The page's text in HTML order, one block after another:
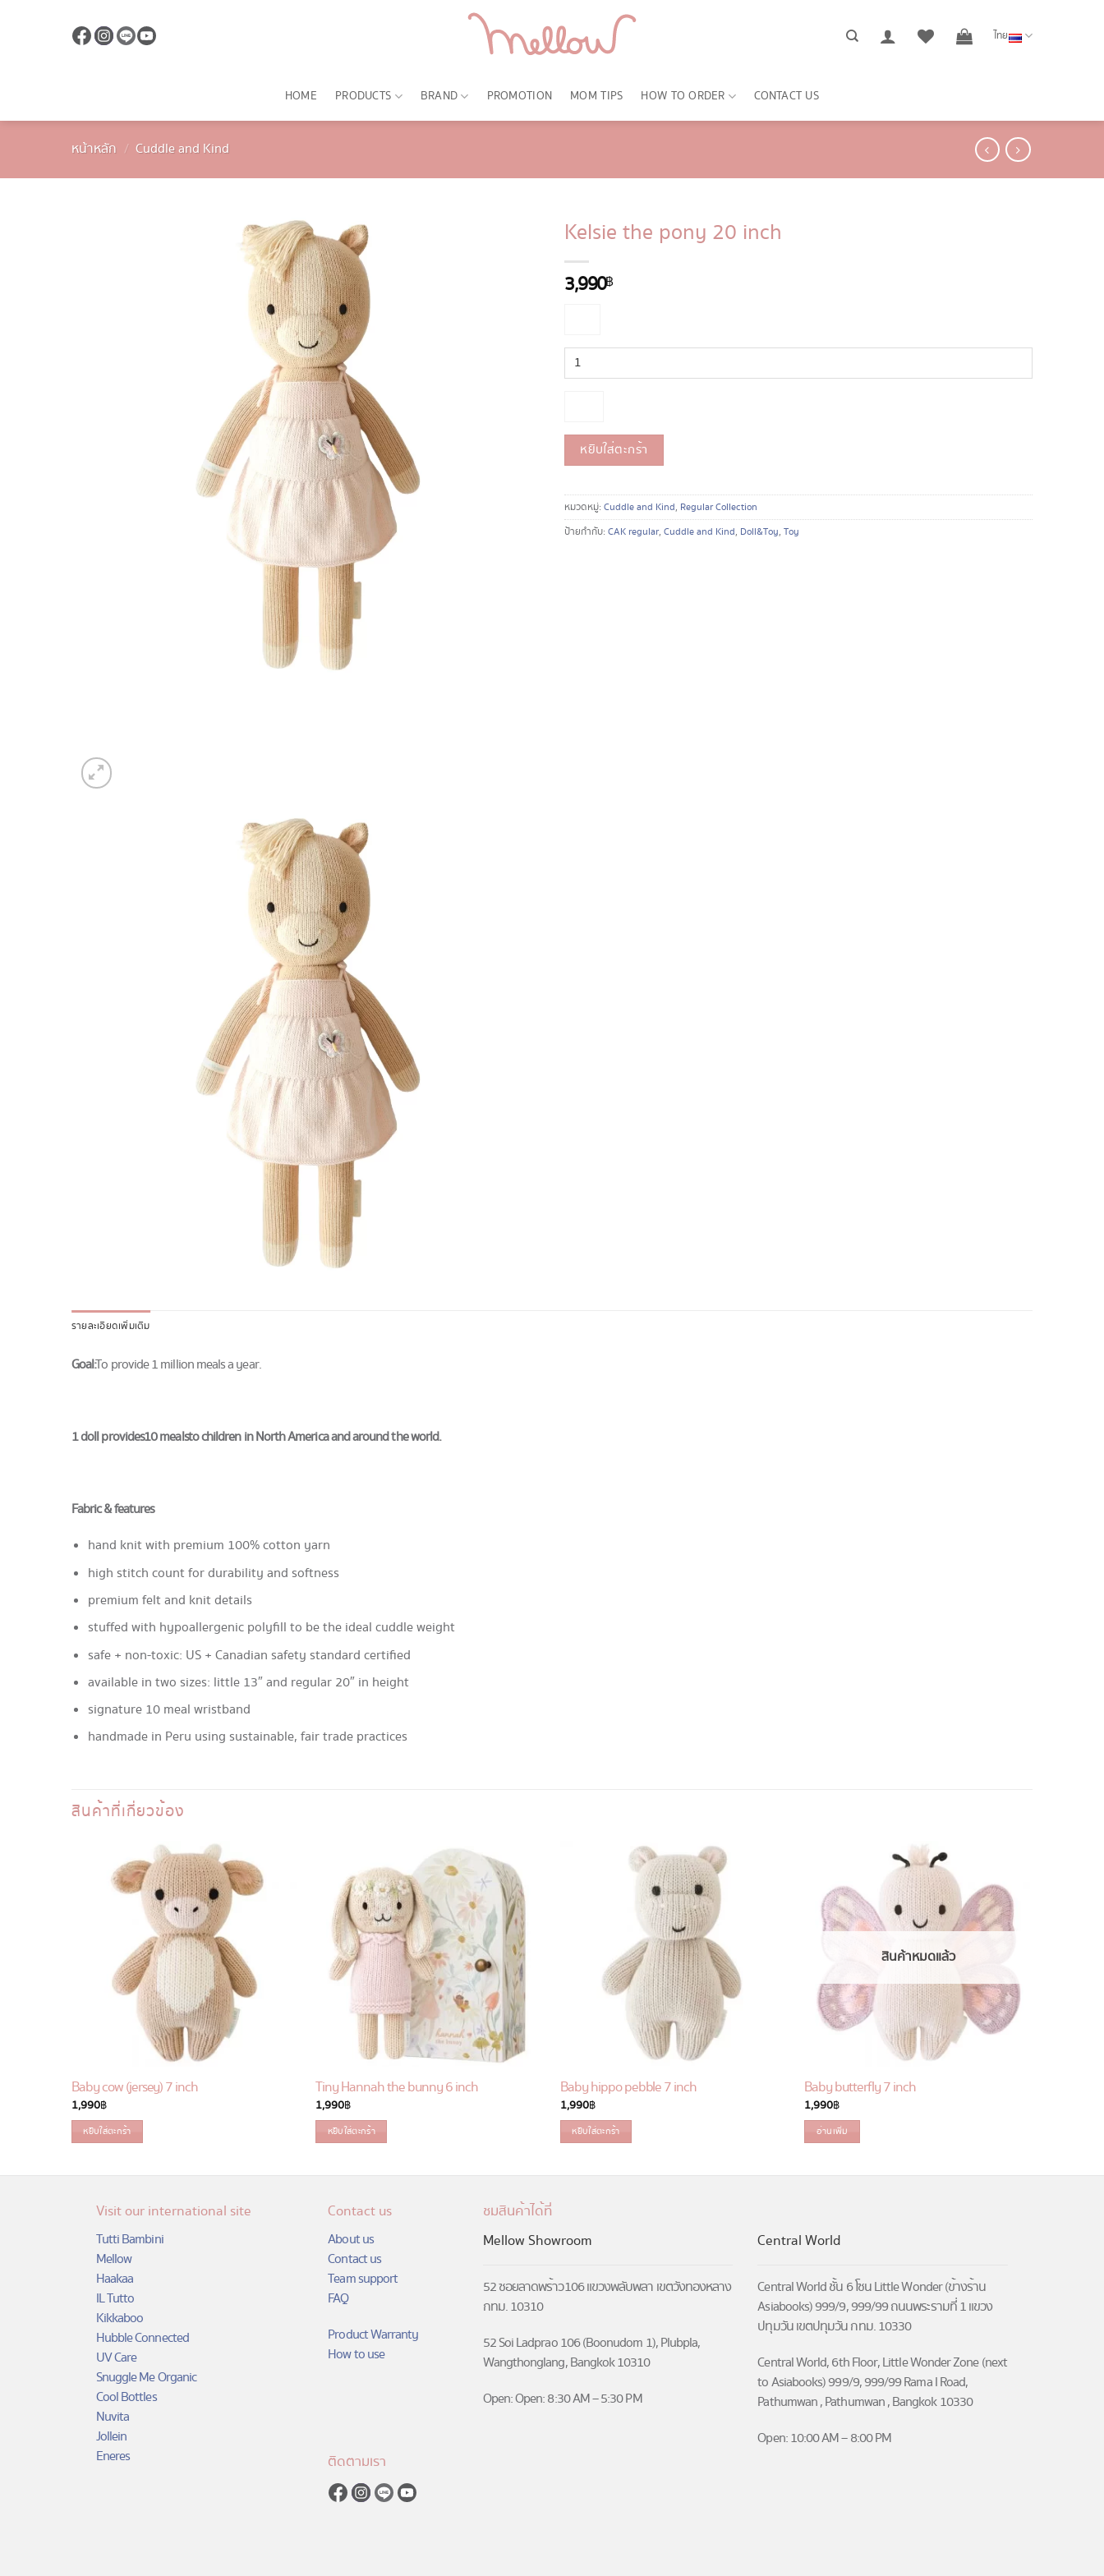
ไทย
HOME PRODUCTS BRAND PROMOTION MOM TIPS HOW TO ORDER CONTACT US
หน้าหลัก / Cuddle and Kind
Kelsie the pony 20 inch
3,990฿
จำนวน
Kelsie
inch
ชิ้น
หยิบใส่ตะกร้า
หมวดหมู่: Cuddle and Kind, Regular Collection
ป้ายกำกับ: CAK regular, Cuddle and Kind, Doll&Toy, Toy
รายละเอียดเพิ่มเติม
Goal:To provide 1 million meals a year.
1 doll provides 10 meals to children in North America and around the world.
Fabric & features
hand knit with premium 100% cotton yarn
high stitch count for durability and softness
premium felt and knit details
stuffed with hypoallergenic polyfill to be the ideal cuddle weight
safe + non-toxic: US + Canadian safety standard certified
available in two sizes: little 13″ and regular 20″ in height
signature 10 meal wristband
handmade in Peru using sustainable, fair trade practices
สินค้าที่เกี่ยวข้อง
Baby cow (jersey) 7 inch
1,990฿
หยิบใส่ตะกร้า
Tiny Hannah the bunny 6 inch
1,990฿
หยิบใส่ตะกร้า
Baby hippo pebble 7 inch
1,990฿
หยิบใส่ตะกร้า
สินค้าหมดแล้ว
Baby butterfly 7 inch
1,990฿
อ่านเพิ่ม
Visit our international site
Tutti Bambini
Mellow
Haakaa
IL Tutto
Kikkaboo
Hubble Connected
UV Care
Snuggle Me Organic
Cool Bottles
Nuvita
Jollein
Eneres
Contact us
About us
Contact us
Team support
FAQ
Product Warranty
How to use
ติดตามเรา
ชมสินค้าได้ที่
Mellow Showroom
52 ซอยลาดพร้าว106 แขวงพลับพลา เขตวังทองหลาง
กทม. 10310
52 Soi Ladprao 106 (Boonudom 1), Plubpla,
Wangthonglang, Bangkok 10310
Open: Open: 8:30 AM – 5:30 PM
Central World
Central World ชั้น 6 โซน Little Wonder (ข้างร้าน
Asiabooks) 999/9, 999/99 ถนนพระรามที่ 1 แขวง
ปทุมวัน เขตปทุมวัน กทม. 10330
Central World, 6th Floor, Little Wonder Zone (next
to Asiabooks) 999/9, 999/99 Rama I Road,
Pathumwan , Pathumwan , Bangkok 10330
Open: 10:00 AM – 8:00 PM